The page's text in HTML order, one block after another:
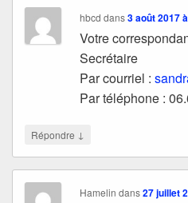
hbcd dans3 août 2017
Votre
Secrétaire
Par courriel :
Par téléphone :
Répondre ↓
Hamelin dans27 juillet